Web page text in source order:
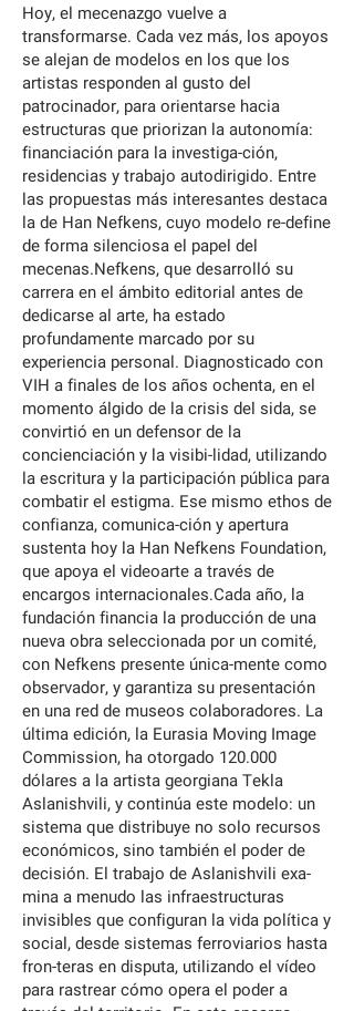
Hoy, el mecenazgo vuelve a
transformarse. Cada vez más, los apoyos
se alejan de modelos en los que los
artistas responden al gusto del
patrocinador, para orientarse hacia
estructuras que priorizan la autonomía:
financiación para la investiga-ción,
residencias y trabajo autodirigido. Entre
las propuestas más interesantes destaca
la de Han Nefkens, cuyo modelo re-define
de forma silenciosa el papel del
mecenas.Nefkens, que desarrolló su
carrera en el ámbito editorial antes de
dedicarse al arte, ha estado
profundamente marcado por su
experiencia personal. Diagnosticado con
VIH a finales de los años ochenta, en el
momento álgido de la crisis del sida, se
convirtió en un defensor de la
concienciación y la visibi-lidad, utilizando
la escritura y la participación pública para
combatir el estigma. Ese mismo ethos de
confianza, comunica-ción y apertura
sustenta hoy la Han Nefkens Foundation,
que apoya el videoarte a través de
encargos internacionales.Cada año, la
fundación financia la producción de una
nueva obra seleccionada por un comité,
con Nefkens presente única-mente como
observador, y garantiza su presentación
en una red de museos colaboradores. La
última edición, la Eurasia Moving Image
Commission, ha otorgado 120.000
dólares a la artista georgiana Tekla
Aslanishvili, y continúa este modelo: un
sistema que distribuye no solo recursos
económicos, sino también el poder de
decisión. El trabajo de Aslanishvili exa-
mina a menudo las infraestructuras
invisibles que configuran la vida política y
social, desde sistemas ferroviarios hasta
fron-teras en disputa, utilizando el vídeo
para rastrear cómo opera el poder a